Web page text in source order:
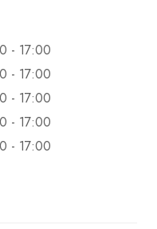
- 17:00
- 17:00
- 17:00
- 17:00
- 17:00